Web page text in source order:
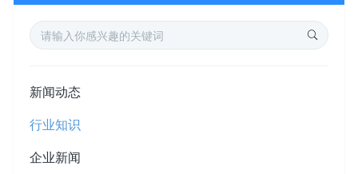
新闻动态
行业知识
企业新闻